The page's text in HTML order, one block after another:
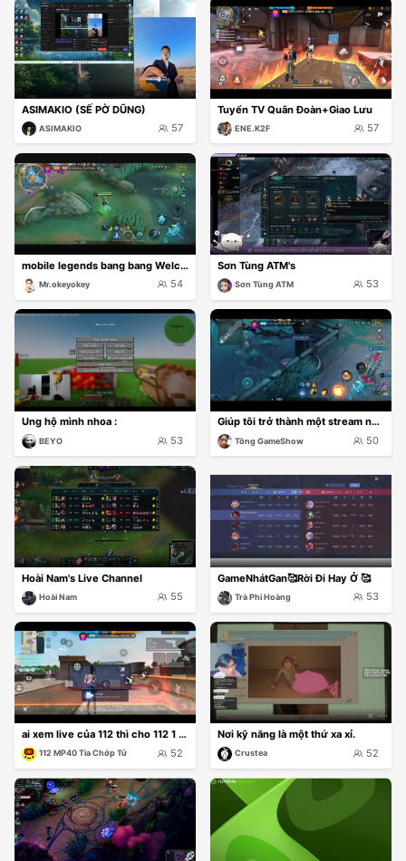
ASIMAKIO (SẾ PỜ DŨNG)
ASIMAKIO 57
Tuyển TV Quân Đoàn+Giao Lưu
ENE.K2F 57
mobile legends bang bang Welcome to my MLBB channe
Mr.okeyokey 54
Sơn Tùng ATM's
Sơn Tùng ATM 53
Ung hộ mình nhoa :
BEYO 53
Giúp tôi trở thành một stream nổi bật nhất hôn nay
Tông GameShow 50
Hoài Nam's Live Channel
Hoài Nam 55
GameNhátGan🥰Rời Đi Hay Ở 🥰
Trà Phi Hoàng 53
ai xem live của 112 thì cho 112 1 follow với nha
112 MP40 Tia Chớp Tử 52
Nơi kỹ năng là một thứ xa xỉ.
Crustea 52